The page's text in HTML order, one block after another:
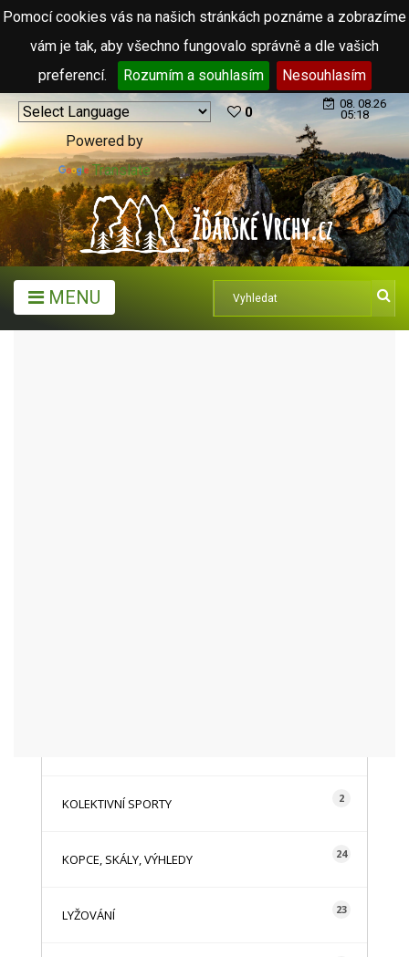
Pomocí cookies vás na našich stránkách poznáme a zobrazíme
vám je tak, aby všechno fungovalo správně a dle vašich
preferencí.
Rozumím a souhlasím Nesouhlasím
Powered by
Translate
0
08. 08.26
05:18
MENU
KOLEKTIVNÍ SPORTY 2
KOPCE, SKÁLY, VÝHLEDY 24
LYŽOVÁNÍ 23